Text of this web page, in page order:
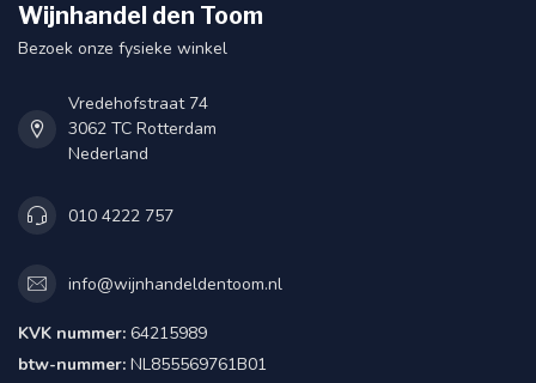
Wijnhandel den Toom
Bezoek onze fysieke winkel
Vredehofstraat 74
3062 TC Rotterdam
Nederland
010 4222 757
info@wijnhandeldentoom.nl
KVK nummer: 64215989
btw-nummer: NL855569761B01